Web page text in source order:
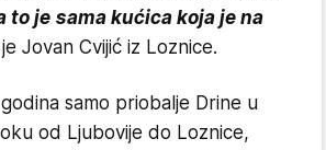
to je sama kućica koja je na
Jovan Cvijić iz Loznice.
samo priobalje Drine u
od Ljubovije do Loznice,